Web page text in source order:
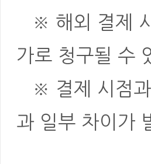
※ 해외 결제
가로 청구될 수
※ 결제 시점과
과 일부 차이가